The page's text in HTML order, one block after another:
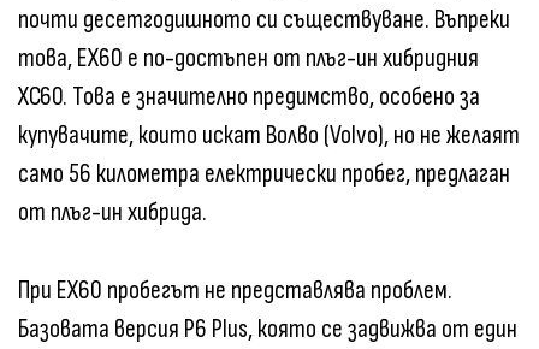
почти десетгодишното си съществуване. Въпреки
това, EX60 е по-достъпен от плъг-ин хибридния
XC60. Това е значително предимство, особено за
купувачите, които искат Волво (Volvo), но не желаят
само 56 километра електрически пробег, предлаган
от плъг-ин хибрида.
При EX60 пробегът не представлява проблем.
Базовата версия P6 Plus, която се задвижва от един